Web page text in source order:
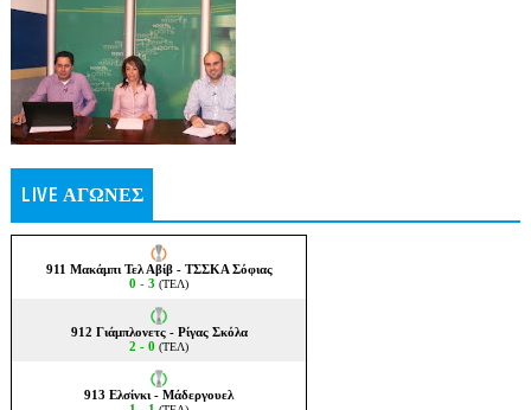
LIVE ΑΓΩΝΕΣ